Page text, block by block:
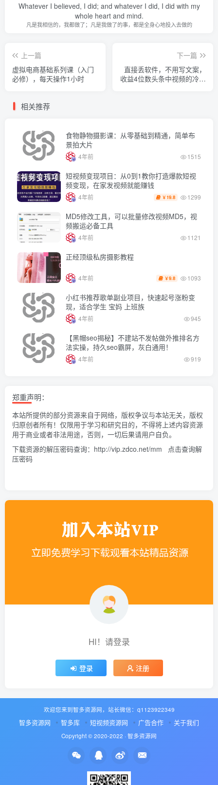
Whatever I believed, I did; and whatever I did, I did with my
whole heart and mind.
凡是我相信的，我都做了；凡是我做了的事，都是全身心地投入去做的
上一篇
虚拟电商基础系列课（入门
必修），每天操作1小时
下一篇
直接丢软件，不用写文案，
收益4位数头条中视频的冷门
相关推荐
食物静物摄影课：从零基础到精通，简单布
景拍大片
4年前 1515
短视频变现项目：从0到1教你打造爆款短视
频变现，在家发视频就能赚钱
4年前 ￥ 19.8 1299
MD5修改工具，可以批量修改视频MD5，视
频搬运必备工具
4年前 1121
正经顶级私房摄影教程
4年前 ￥9.8 1093
小红书推荐歌单副业项目，快速起号涨粉变
现，适合学生 宝妈 上班族
4年前 945
【黑帽seo揭秘】不建站不发帖做外推排名方
法实操，持久seo霸屏，灰白通用！
4年前 919
郑重声明：
本站所提供的部分资源来自于网络，版权争议与本站无关，版权
归原创者所有！仅限用于学习和研究目的，不得将上述内容资源
用于商业或者非法用途，否则，一切后果请用户自负。
下载资源的解压密码查询： http://vip.zdco.net/mm
点击查询解
压密码
HI！请登录
登录 注册
欢迎您来到智多资源网，站长微信：q1123922349
智多资源网 智多库 短视频资源网 广告合作 关于我们
Copyright © 2020-2022 · 智多资源网